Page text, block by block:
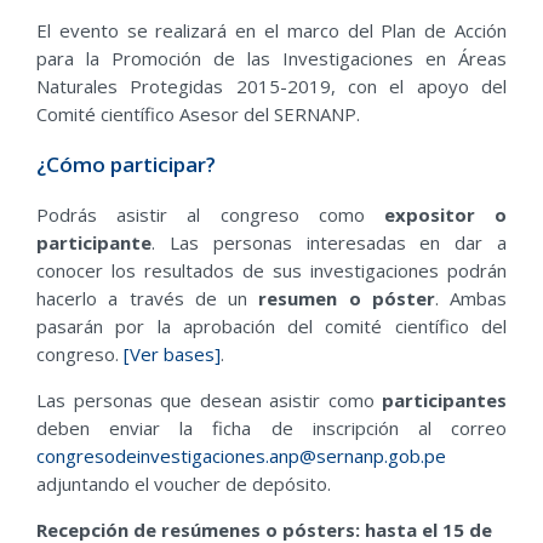
El evento se realizará en el marco del Plan de Acción
para la Promoción de las Investigaciones en Áreas
Naturales Protegidas 2015-2019, con el apoyo del
Comité científico Asesor del SERNANP.
¿Cómo participar?
Podrás asistir al congreso como expositor o
participante. Las personas interesadas en dar a
conocer los resultados de sus investigaciones podrán
hacerlo a través de un resumen o póster. Ambas
pasarán por la aprobación del comité científico del
congreso. [Ver bases].
Las personas que desean asistir como participantes
deben enviar la ficha de inscripción al correo
congresodeinvestigaciones.anp@sernanp.gob.pe
adjuntando el voucher de depósito.
Recepción de resúmenes o pósters: hasta el 15 de